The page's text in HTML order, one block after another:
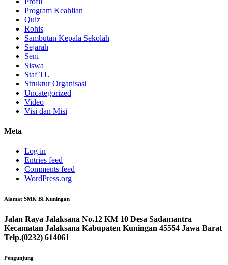
Program Keahlian
Quiz
Rohis
Sambutan Kepala Sekolah
Sejarah
Seni
Siswa
Staf TU
Struktur Organisasi
Uncategorized
Video
Visi dan Misi
Meta
Log in
Entries feed
Comments feed
WordPress.org
Alamat SMK BI Kuningan
Jalan Raya Jalaksana No.12 KM 10 Desa Sadamantra
Kecamatan Jalaksana Kabupaten Kuningan 45554 Jawa Barat
Telp.(0232) 614061
Pengunjung